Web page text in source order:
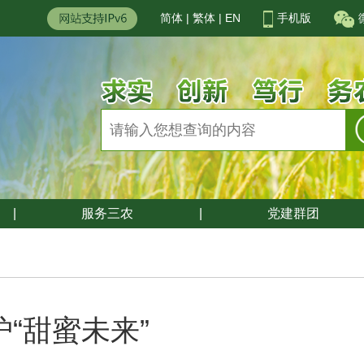
简体 | 繁体 | EN 手机版
服务三农 党建群团
甜蜜未来”